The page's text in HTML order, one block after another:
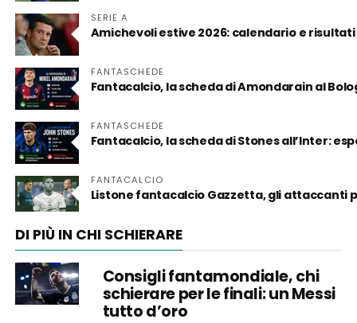
SERIE A
Amichevoli estive 2026: calendario e risultati
FANTASCHEDE
Fantacalcio, la scheda di Amondarain al
FANTASCHEDE
Fantacalcio, la scheda di Stones all’Inter:
FANTACALCIO
Listone fantacalcio Gazzetta, gli attaccanti
DI PIÙ IN CHI SCHIERARE
Consigli fantamondiale, chi
schierare per le finali: un Messi
tutto d’oro